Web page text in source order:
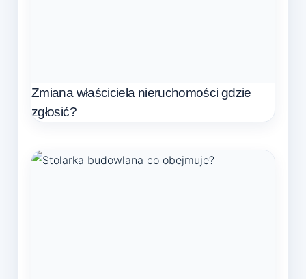
Zmiana właściciela nieruchomości gdzie
zgłosić?